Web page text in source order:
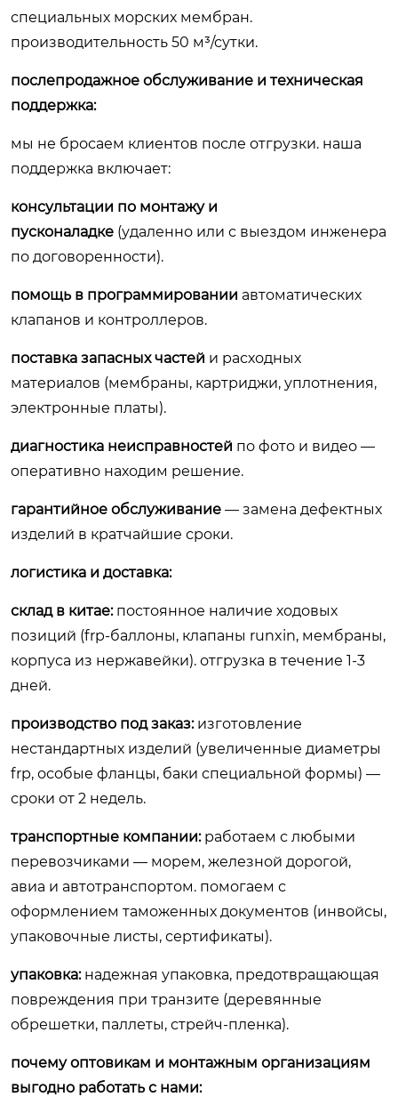
специальных морских мембран.
производительность 50 м³/сутки.
послепродажное обслуживание и техническая
поддержка:
мы не бросаем клиентов после отгрузки. наша
поддержка включает:
консультации по монтажу и
пусконаладке (удаленно или с выездом инженера
по договоренности).
помощь в программировании автоматических
клапанов и контроллеров.
поставка запасных частей и расходных
материалов (мембраны, картриджи, уплотнения,
электронные платы).
диагностика неисправностей по фото и видео —
оперативно находим решение.
гарантийное обслуживание — замена дефектных
изделий в кратчайшие сроки.
логистика и доставка:
склад в китае:постоянное наличие ходовых
позиций (frp-баллоны, клапаны runxin, мембраны,
корпуса из нержавейки). отгрузка в течение 1-3
дней.
производство под заказ:изготовление
нестандартных изделий (увеличенные диаметры
frp, особые фланцы, баки специальной формы) —
сроки от 2 недель.
транспортные компании:работаем с любыми
перевозчиками — морем, железной дорогой,
авиа и автотранспортом. помогаем с
оформлением таможенных документов (инвойсы,
упаковочные листы, сертификаты).
упаковка:надежная упаковка, предотвращающая
повреждения при транзите (деревянные
обрешетки, паллеты, стрейч-пленка).
почему оптовикам и монтажным организациям
выгодно работать с нами: